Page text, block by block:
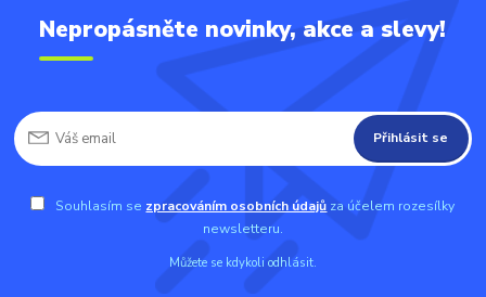
Nepropásněte novinky, akce a slevy!
Přihlásit se
Souhlasím se zpracováním osobních údajů za účelem rozesílky
newsletteru.
Můžete se kdykoli odhlásit.